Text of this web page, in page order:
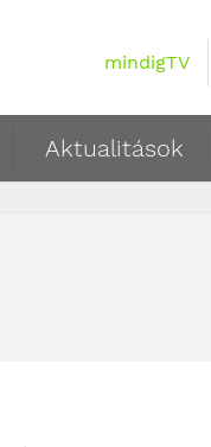
mindigTV
Aktualitások